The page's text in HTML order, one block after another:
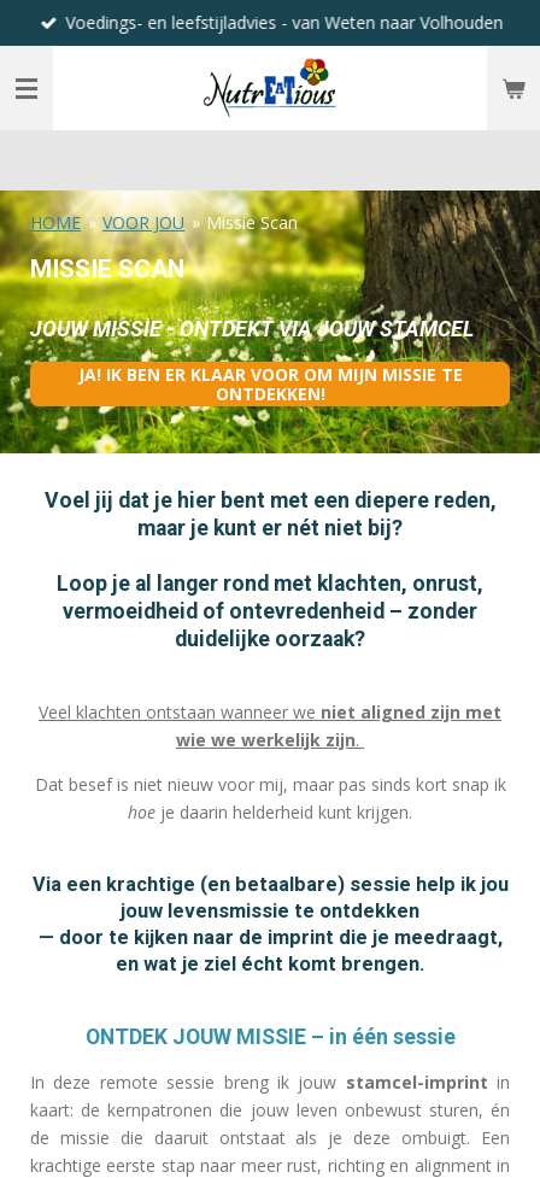
direct
naar
hoofdinhoud
Voedings- en leefstijladvies - van Weten naar Volhouden
HOME » VOOR JOU » Missie Scan
MISSIE SCAN
JOUW MISSIE - ONTDEKT VIA JOUW STAMCEL
JA! IK BEN ER KLAAR VOOR OM MIJN MISSIE TE
ONTDEKKEN!
Voel jij dat je hier bent met een diepere reden,
maar je kunt er nét niet bij?
Loop je al langer rond met klachten, onrust,
vermoeidheid of ontevredenheid – zonder
duidelijke oorzaak?
Veel klachten ontstaan wanneer we niet aligned zijn met
wie we werkelijk zijn.
Dat besef is niet nieuw voor mij, maar pas sinds kort snap ik
hoe je daarin helderheid kunt krijgen.
Via een krachtige (en betaalbare) sessie help ik jou
jouw levensmissie te ontdekken
— door te kijken naar de imprint die je meedraagt,
en wat je ziel écht komt brengen.
ONTDEK JOUW MISSIE – in één sessie
In deze remote sessie breng ik jouw stamcel-imprint in
kaart: de kernpatronen die jouw leven onbewust sturen, én
de missie die daaruit ontstaat als je deze ombuigt. Een
krachtige eerste stap naar meer rust, richting en alignment in